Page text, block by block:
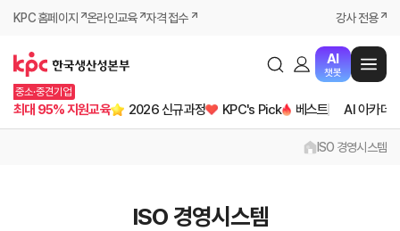
KPC 홈페이지 온라인교육 자격 접수 강사 전용
AI
챗봇
중소·중견기업
최대 95% 지원교육 2026 신규과정 KPC's Pick 베스트 AI 아카데
ISO 경영시스템
ISO 경영시스템